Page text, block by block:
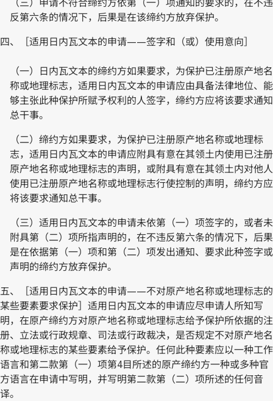
反第六条的情况下，后果是在该缔约方放弃保护。
四、［适用日内瓦文本的申请——签字和（或）使用意向］
（一）日内瓦文本的缔约方如果要求，为保护已注册原产地名
称或地理标志，适用日内瓦文本的申请应由具备法律地位、能
够主张此种保护所赋予权利的人签字，缔约方应将该要求通知
总干事。
（二）缔约方如果要求，为保护已注册原产地名称或地理标
志，适用日内瓦文本的申请应附具有意在其领土内使用已注册
原产地名称或地理标志的声明，或附具有意在其领土内对他人
使用已注册原产地名称或地理标志行使控制的声明，缔约方应
将该要求通知总干事。
（三）适用日内瓦文本的申请未依第（一）项签字的，或者未
附具第（二）项所指声明的，在不违反第六条的情况下，后果
是在依据第（一）项和第（二）项发出通知、要求此种签字或
声明的缔约方放弃保护。
五、［适用日内瓦文本的申请——不对原产地名称或地理标志的
某些要素要求保护］适用日内瓦文本的申请应尽申请人所知写
明，在原产缔约方对原产地名称或地理标志给予保护所依据的注
册、立法或行政规章、司法或行政裁决，是否规定不对原产地名
称或地理标志的某些要素给予保护。任何此种要素应以一种工作
语言和第二款第（一）项第4目所述的原产缔约方一种或多种官
方语言在申请中写明，并写明第二款第（二）项所述的任何音
译。